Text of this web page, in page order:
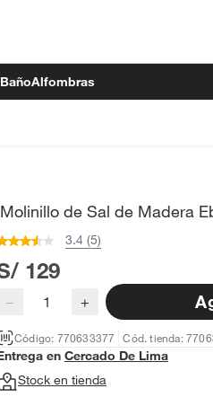
Alfombras
Molinillo de Sal de Madera
3.4 (5)
129
− +
Código: 770633377 Cód. tienda:
en Cercado De Lima
Stock en tienda